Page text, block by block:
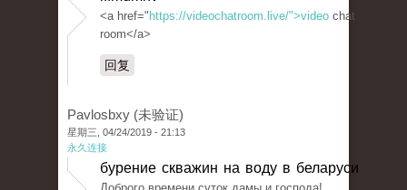
<a href=" https://videochatroom.live/">video chat
room</a>
回复
Pavlosbxy (未验证)
星期三, 04/24/2019 - 21:13
永久连接
бурение скважин на воду в беларуси